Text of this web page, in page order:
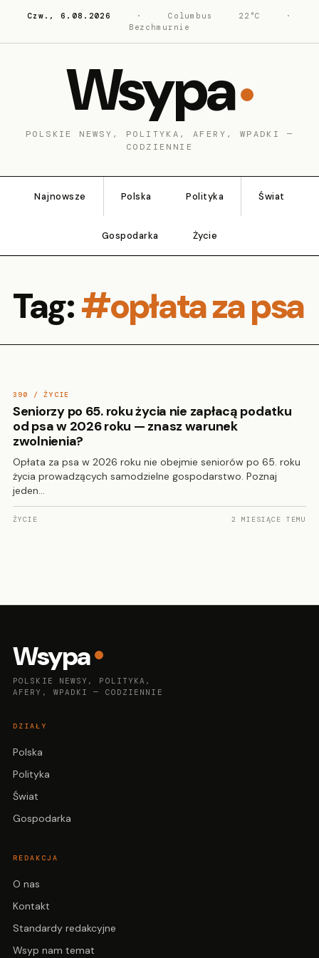
Czw., 6.08.2026 · Columbus 22°C
·
Bezchmurnie
Wsypa
POLSKIE NEWSY, POLITYKA, AFERY, WPADKI —
CODZIENNIE
Najnowsze Polska Polityka Świat
Gospodarka Życie
Tag:#opłata za psa
390 / ŻYCIE
Seniorzy po 65. roku życia nie zapłacą podatku
od psa w 2026 roku — znasz warunek
zwolnienia?
Opłata za psa w 2026 roku nie obejmie seniorów po 65. roku
życia prowadzących samodzielne gospodarstwo. Poznaj
jeden…
ŻYCIE 2 MIESIĄCE TEMU
Wsypa
POLSKIE NEWSY, POLITYKA,
AFERY, WPADKI — CODZIENNIE
DZIAŁY
Polska
Polityka
Świat
Gospodarka
REDAKCJA
O nas
Kontakt
Standardy redakcyjne
Wsyp nam temat